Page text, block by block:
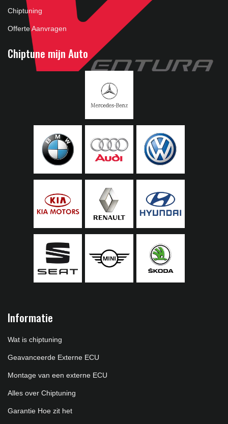
Chiptuning
Offerte Aanvragen
Chiptune mijn Auto
Informatie
Wat is chiptuning
Geavanceerde Externe ECU
Montage van een externe ECU
Alles over Chiptuning
Garantie Hoe zit het